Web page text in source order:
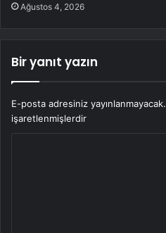
Ağustos 4, 2026
Bir yanıt yazın
E-posta adresiniz yayınlanmayacak.
işaretlenmişlerdir